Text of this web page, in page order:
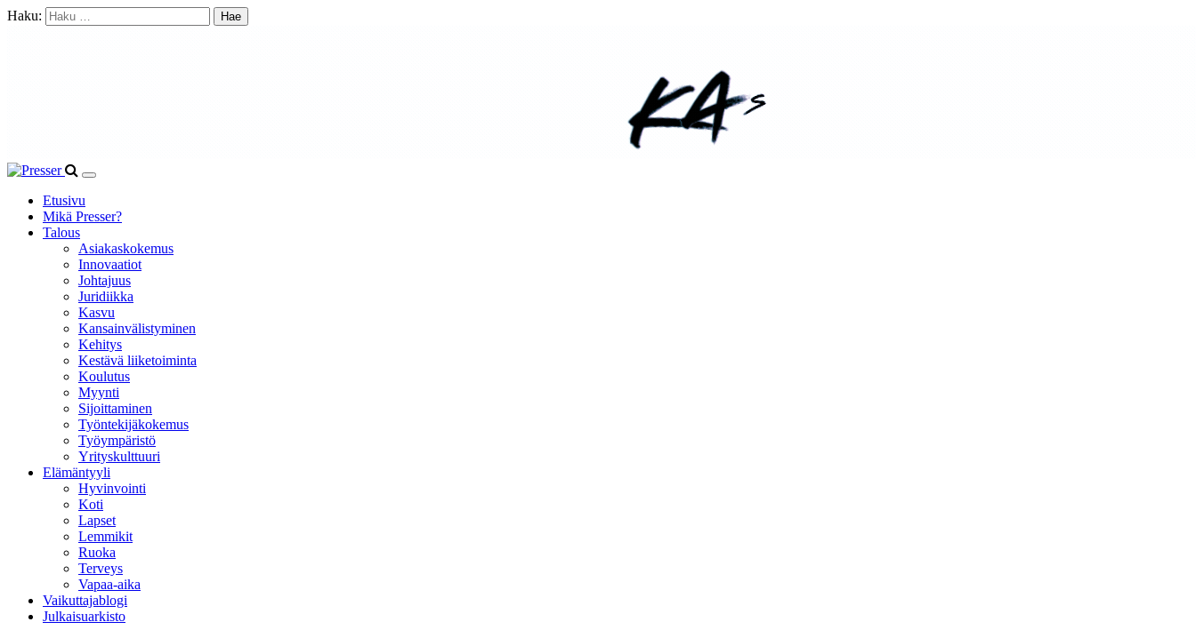
Haku:
Etusivu
Mikä Presser?
Talous
Asiakaskokemus
Innovaatiot
Johtajuus
Juridiikka
Kasvu
Kansainvälistyminen
Kehitys
Kestävä liiketoiminta
Koulutus
Myynti
Sijoittaminen
Työntekijäkokemus
Työympäristö
Yrityskulttuuri
Elämäntyyli
Hyvinvointi
Koti
Lapset
Lemmikit
Ruoka
Terveys
Vapaa-aika
Vaikuttajablogi
Julkaisuarkisto